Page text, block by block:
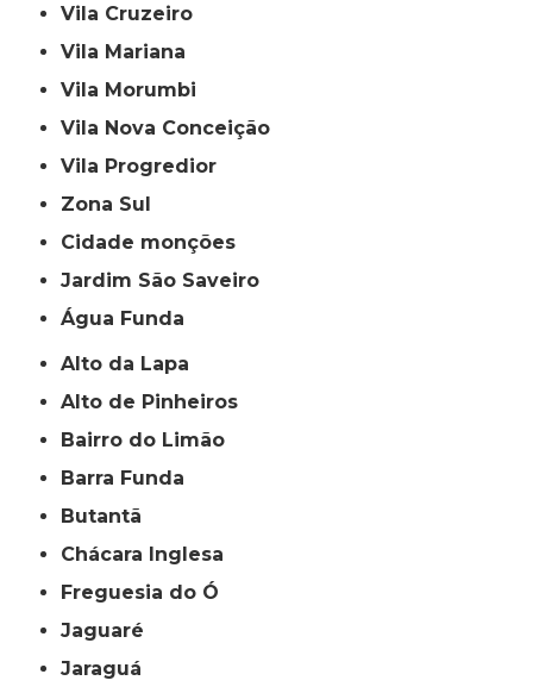
Vila Cruzeiro
Vila Mariana
Vila Morumbi
Vila Nova Conceição
Vila Progredior
Zona Sul
cidade monções
jardim São Saveiro
Água Funda
Alto da Lapa
Alto de Pinheiros
Bairro do Limão
Barra Funda
Butantã
Chácara Inglesa
Freguesia do Ó
Jaguaré
Jaraguá